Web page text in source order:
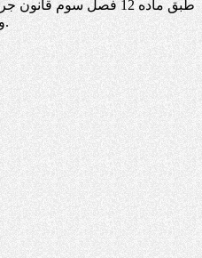
طبق ماده 12 فصل سوم
و محتوا پیگرد قانونی خواهد داشت.